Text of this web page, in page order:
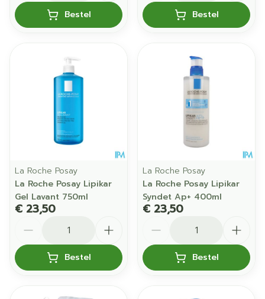
Bestel Bestel
La Roche Posay
La Roche Posay Lipikar
Gel Lavant 750ml
€ 23,50
Bestel
La Roche Posay
La Roche Posay Lipikar
Syndet Ap+ 400ml
€ 23,50
Bestel